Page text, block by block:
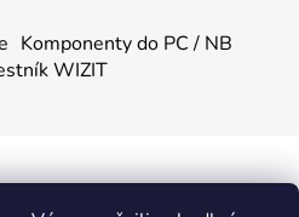
Komponenty do PC / NB
WIZIT